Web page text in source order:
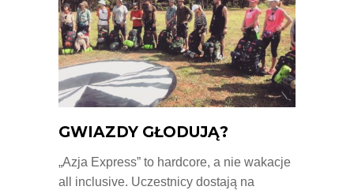
GWIAZDY GŁODUJĄ?
„Azja Express” to hardcore, a nie wakacje
all inclusive. Uczestnicy dostają na